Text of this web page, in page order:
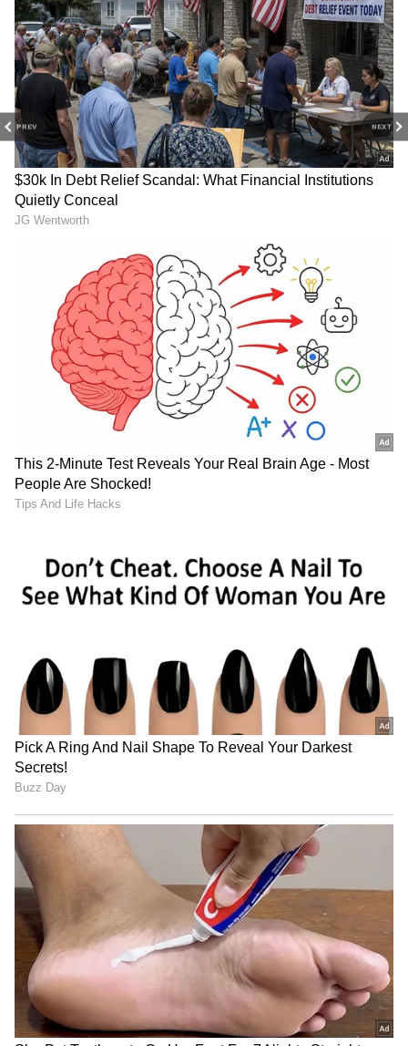
PREV NEXT
Related Articles
IRCTC South India Tour: ఒక్క టికెట్‌తో
రామేశ్వరం, అరుణాచలం సహా 7 పుణ్యక్షేత్రాల
దర్శనం.. ఐఆర్‌సీటీసీ బంపర్ ఆఫర్
IND vs AFG Test: ఆఫ్ఘనిస్తాన్ పై భారత్ సెంచరీల
వర్షం.. కెప్టెన్ గిల్‌ ఖాతాలో వరల్డ్ రికార్డ్
Image Credit : IPL MEDIA
గవాస్కర్ డిమాండ్ ఇదే
ఐపీఎల్ 2026 సీజన్‌లో వైభవ్ బ్యాటింగ్ విన్యాసాలు
చూసిన తర్వాత, చాలా మంది క్రికెట్ దిగ్గజాలు అతడిని
టీమ్ ఇండియాలోకి తీసుకోవాలని డిమాండ్ చేశారు.
ఇంటర్నేషనల్ క్రికెట్‌లో టాప్ బౌలర్లను సైతం ఏమాత్రం
భయం లేకుండా వైభవ్ ఎదుర్కొన్న తీరు అందరినీ ఫిదా
చేసింది.
ఇప్పుడు సునీల్ గవాస్కర్ కూడా వైభవ్‌ను వీలైనంత త్వరగా
ప్లేయింగ్-XIలో చేర్చాలని గట్టిగా కోరుతున్నారు. ఐర్లాండ్‌తో
జరిగే టీ20 సిరీస్‌లో వైభవ్ బ్యాటింగ్‌ను చూడటానికి తాను
ఎంతో ఆసక్తిగా ఉన్నానని గవాస్కర్ చెప్పారు.